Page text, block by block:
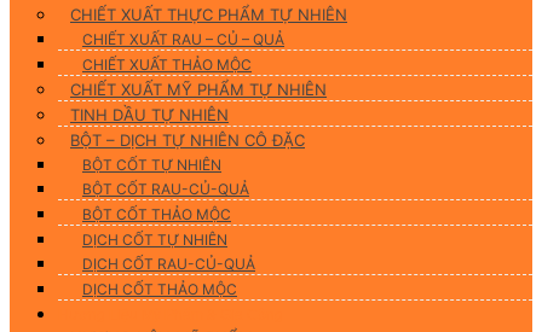
CHIẾT XUẤT THỰC PHẨM TỰ NHIÊN
CHIẾT XUẤT RAU – CỦ – QUẢ
CHIẾT XUẤT THẢO MỘC
CHIẾT XUẤT MỸ PHẨM TỰ NHIÊN
TINH DẦU TỰ NHIÊN
BỘT – DỊCH TỰ NHIÊN CÔ ĐẶC
BỘT CỐT TỰ NHIÊN
BỘT CỐT RAU-CỦ-QUẢ
BỘT CỐT THẢO MỘC
DỊCH CỐT TỰ NHIÊN
DỊCH CỐT RAU-CỦ-QUẢ
DỊCH CỐT THẢO MỘC